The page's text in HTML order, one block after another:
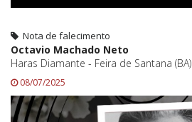
Nota de falecimento
Octavio Machado Neto
Haras Diamante - Feira de Santana (BA)
08/07/2025